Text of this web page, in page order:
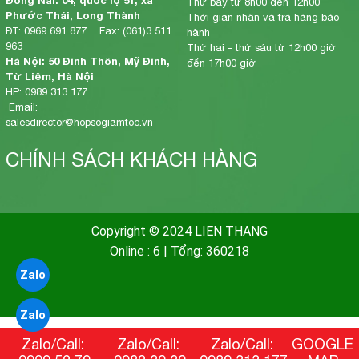
Phước Thái, Long Thành
ĐT: 0969 691 877 Fax: (061)3 511
963
Hà Nội: 50 Đình Thôn, Mỹ Đình,
Từ Liêm, Hà Nội
HP: 0989 313 177
Email:
salesdirector@hopsogiamtoc.vn
Thời gian nhận và trả hàng bảo
hành
Thứ hai - thứ sáu từ 12h00 giờ
đến 17h00 giờ
CHÍNH SÁCH KHÁCH HÀNG
Copyright © 2024 LIEN THANG
Online : 6 | Tổng: 360218
Zalo/Call:
Zalo/Call:
Zalo/Call:
GOOGLE
Zalo
Zalo